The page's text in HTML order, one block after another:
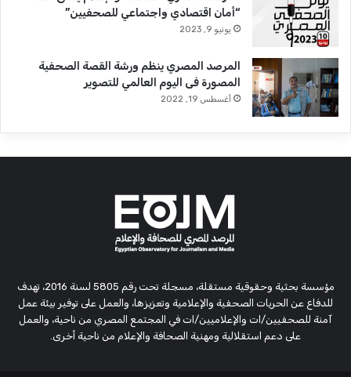
“أمان اقتصادي واجتماعي للصحفيين”
يونيو 9, 2023
المرصد المصري ينظم ورشة القصة الصحفية
المصورة فى اليوم العالمي للتصوير
أغسطس 19, 2022
مؤسسة بحثية وحقوقية مستقلة، مسجلة تحت رقم 5805 لسنة 2016، تهدف
للدفاع عن الحريات الصحفية والإعلامية وتعزيزها، والعمل على توفير بيئة عمل
آمنة للصحفيين/ات والإعلاميين/ات في المجتمع المصري من ناحية، والعمل
على دعم استقلالية ومهنية الصحافة والإعلام من ناحية أخرى.